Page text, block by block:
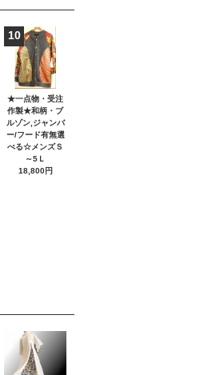
10
★一点物・受注
作製★和柄・ブ
ルゾン,ジャンバ
ー/フード有無選
べる☆メンズＳ
～5Ｌ
18,800円